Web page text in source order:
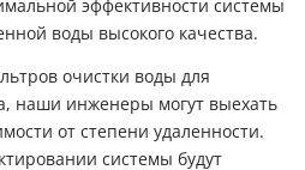
эффективности системы
воды высокого качества.
очистки воды для
наши инженеры могут выехать
от степени удаленности.
системы будут